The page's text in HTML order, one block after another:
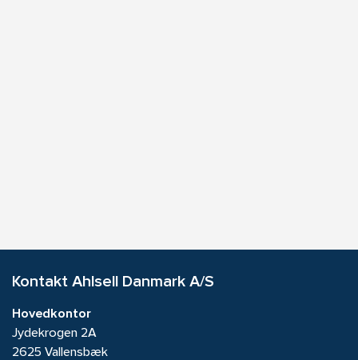
Kontakt Ahlsell Danmark A/S
Hovedkontor
Jydekrogen 2A
2625 Vallensbæk